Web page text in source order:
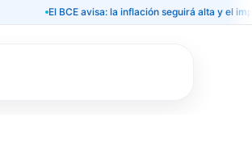
El BCE avisa: la inflación seguirá alta y el impacto